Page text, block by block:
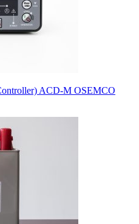
ACD-M OSEMCO